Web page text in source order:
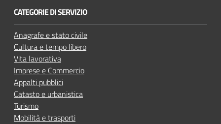
CATEGORIE DI SERVIZIO
Anagrafe e stato civile
Cultura e tempo libero
Vita lavorativa
Imprese e Commercio
Appalti pubblici
Catasto e urbanistica
Turismo
Mobilità e trasporti